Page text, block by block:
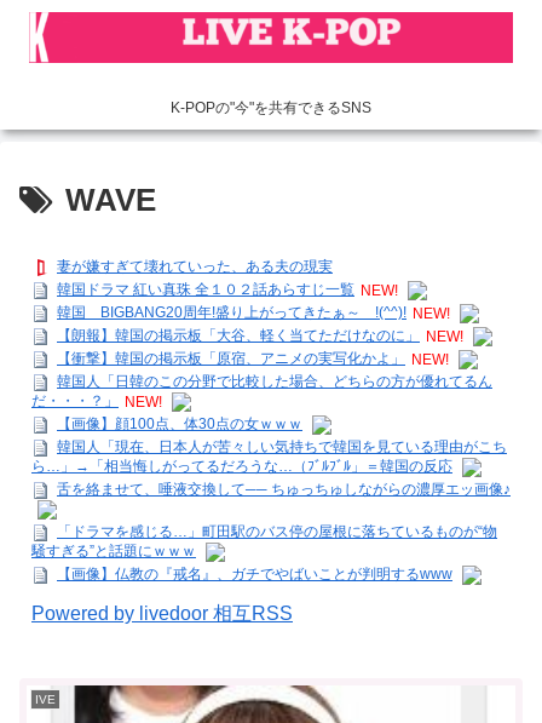
K-POPの"今"を共有できるSNS
WAVE
妻が嫌すぎて壊れていった、ある夫の現実
韓国ドラマ 紅い真珠 全１０２話あらすじ一覧 NEW!
韓国 BIGBANG20周年!盛り上がってきたぁ～ !(^^)! NEW!
【朗報】韓国の掲示板「大谷、軽く当てただけなのに」
NEW!
【衝撃】韓国の掲示板「原宿、アニメの実写化かよ」
NEW!
韓国人「日韓のこの分野で比較した場合、どちらの方が優れてるん
だ・・・？」
NEW!
【画像】顔100点、体30点の女ｗｗｗ
韓国人「現在、日本人が苦々しい気持ちで韓国を見ている理由がこち
ら…」→「相当悔しがってるだろうな…（ﾌﾞﾙﾌﾞﾙ」＝韓国の反応
舌を絡ませて、唾液交換して── ちゅっちゅしながらの濃厚エッ画像♪
「ドラマを感じる…」町田駅のバス停の屋根に落ちているものが“物
騒すぎる”と話題にｗｗｗ
【画像】仏教の『戒名』、ガチでやばいことが判明するwww
Powered by livedoor 相互RSS
IVE